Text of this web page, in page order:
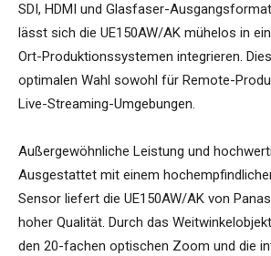
SDI, HDMI und Glasfaser-
lässt sich die UE150AW/AK mühelos in
Ort-Produktionssystemen integrieren.
optimalen Wahl sowohl für Remote-
Live-Streaming-Umgebungen.
Außergewöhnliche Leistung und
Ausgestattet mit einem
Sensor liefert die UE150AW/AK von
hoher Qualität. Durch das
den 20-fachen optischen Zoom und die